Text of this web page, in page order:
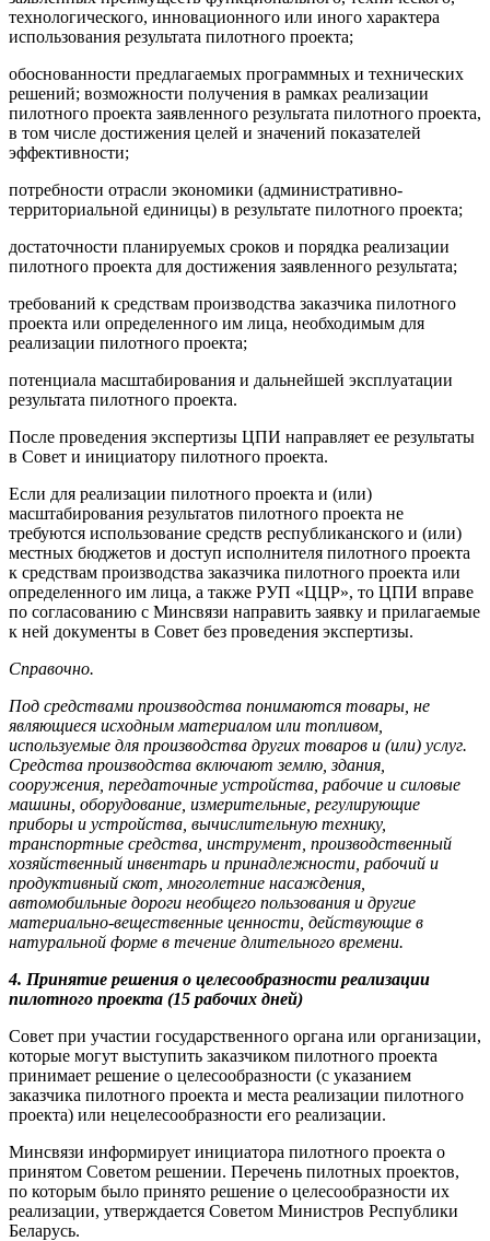
технологического, инновационного или иного характера
использования результата пилотного проекта;
обоснованности предлагаемых программных и технических
решений; возможности получения в рамках реализации
пилотного проекта заявленного результата пилотного проекта,
в том числе достижения целей и значений показателей
эффективности;
потребности отрасли экономики (административно-
территориальной единицы) в результате пилотного проекта;
достаточности планируемых сроков и порядка реализации
пилотного проекта для достижения заявленного результата;
требований к средствам производства заказчика пилотного
проекта или определенного им лица, необходимым для
реализации пилотного проекта;
потенциала масштабирования и дальнейшей эксплуатации
результата пилотного проекта.
После проведения экспертизы ЦПИ направляет ее результаты
в Совет и инициатору пилотного проекта.
Если для реализации пилотного проекта и (или)
масштабирования результатов пилотного проекта не
требуются использование средств республиканского и (или)
местных бюджетов и доступ исполнителя пилотного проекта
к средствам производства заказчика пилотного проекта или
определенного им лица, а также РУП «ЦЦР», то ЦПИ вправе
по согласованию с Минсвязи направить заявку и прилагаемые
к ней документы в Совет без проведения экспертизы.
Справочно.
Под средствами производства понимаются товары, не
являющиеся исходным материалом или топливом,
используемые для производства других товаров и (или) услуг.
Средства производства включают землю, здания,
сооружения, передаточные устройства, рабочие и силовые
машины, оборудование, измерительные, регулирующие
приборы и устройства, вычислительную технику,
транспортные средства, инструмент, производственный
хозяйственный инвентарь и принадлежности, рабочий и
продуктивный скот, многолетние насаждения,
автомобильные дороги необщего пользования и другие
материально-вещественные ценности, действующие в
натуральной форме в течение длительного времени.
4. Принятие решения о целесообразности реализации
пилотного проекта (15 рабочих дней)
Совет при участии государственного органа или организации,
которые могут выступить заказчиком пилотного проекта
принимает решение о целесообразности (с указанием
заказчика пилотного проекта и места реализации пилотного
проекта) или нецелесообразности его реализации.
Минсвязи информирует инициатора пилотного проекта о
принятом Советом решении. Перечень пилотных проектов,
по которым было принято решение о целесообразности их
реализации, утверждается Советом Министров Республики
Беларусь.